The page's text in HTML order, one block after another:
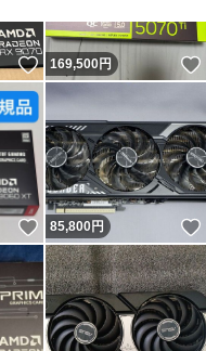
いいね！
169,500円
いいね！
85,800円